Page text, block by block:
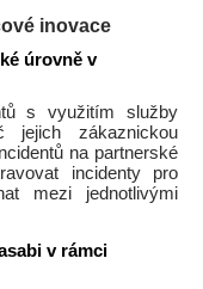
inovace
úrovně v
s využitím služby
jejich zákaznickou
na partnerské
incidenty pro
mezi jednotlivými
v rámci